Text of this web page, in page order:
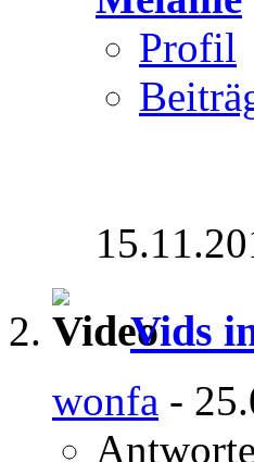
Profil
Vids
wonfa -